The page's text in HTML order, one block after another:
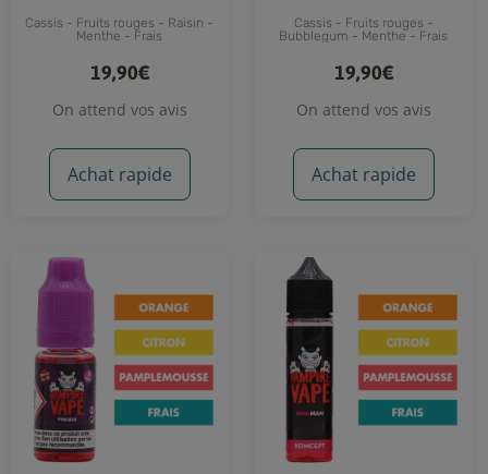
Cassis - Fruits rouges - Raisin -
Menthe - Frais
19,90€
On attend vos avis
Achat rapide
Cassis - Fruits rouges -
Bubblegum - Menthe - Frais
19,90€
On attend vos avis
Achat rapide